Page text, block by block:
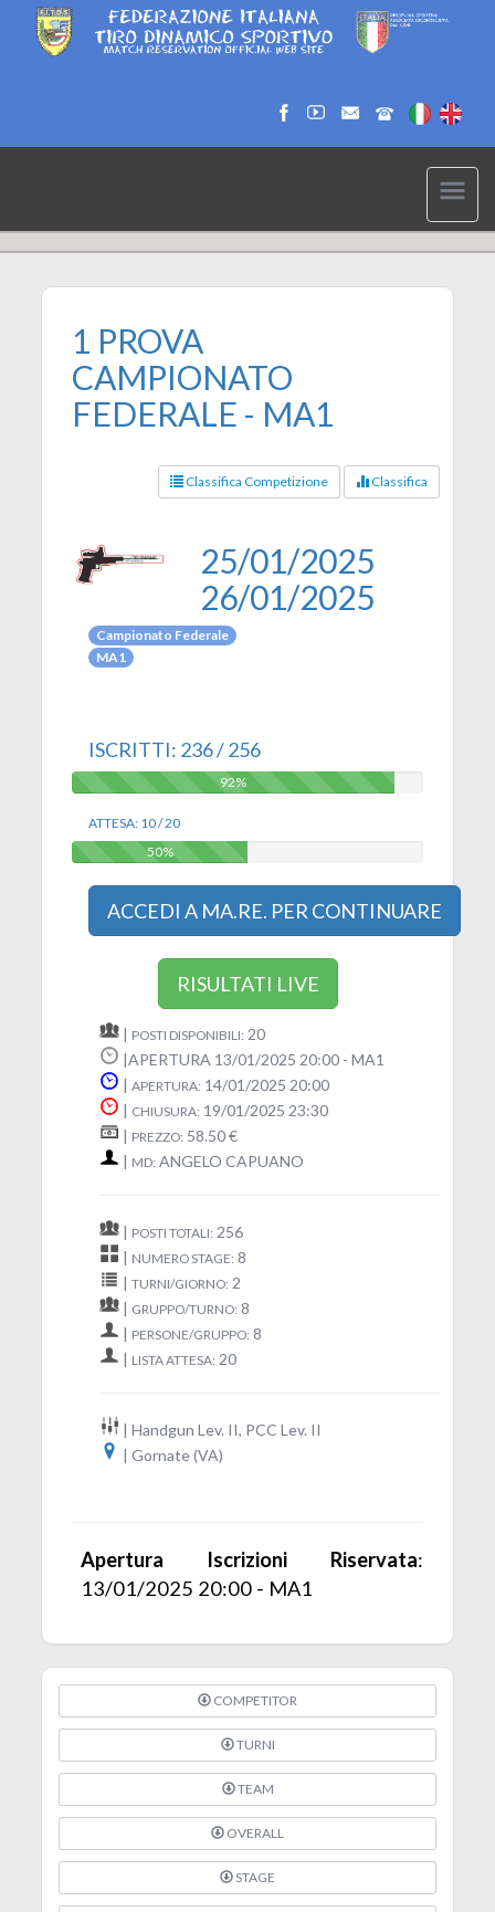
1 PROVA
CAMPIONATO
FEDERALE - MA1
Classifica Competizione Classifica
Campionato Federale
MA1
25/01/2025
26/01/2025
ISCRITTI: 236 / 256
92%
92%
ATTESA: 10 / 20
50%
50%
ACCEDI A MA.RE. PER CONTINUARE
RISULTATI LIVE
| POSTI DISPONIBILI: 20
|APERTURA 13/01/2025 20:00 - MA1
|APERTURA: 14/01/2025 20:00
| CHIUSURA: 19/01/2025 23:30
| PREZZO: 58.50 €
| MD: ANGELO CAPUANO
| POSTI TOTALI: 256
| NUMERO STAGE: 8
|TURNI/GIORNO: 2
| GRUPPO/TURNO: 8
| PERSONE/GRUPPO: 8
| LISTA ATTESA: 20
| Handgun Lev. II, PCC Lev. II
| Gornate (VA)
Apertura Iscrizioni Riservata:
13/01/2025 20:00 - MA1
COMPETITOR
TURNI
TEAM
OVERALL
STAGE